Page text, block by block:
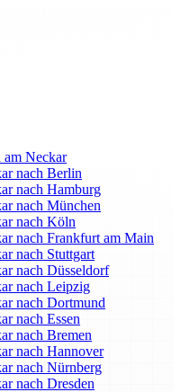
am Neckar
nach Berlin
nach Hamburg
nach München
nach Köln
nach Frankfurt am Main
nach Stuttgart
nach Düsseldorf
nach Leipzig
nach Dortmund
nach Essen
nach Bremen
nach Hannover
nach Nürnberg
nach Dresden